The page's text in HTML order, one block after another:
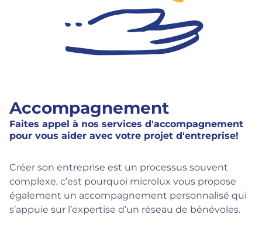
Accompagnement
Faites appel à nos services d'accompagnement
pour vous aider avec votre projet d'entreprise!
Créer son entreprise est un processus souvent
complexe, c’est pourquoi microlux vous propose
également un accompagnement personnalisé qui
s’appuie sur l’expertise d’un réseau de bénévoles.